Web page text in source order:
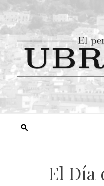
El Día